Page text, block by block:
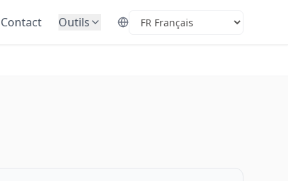
Contact Outils Select Language